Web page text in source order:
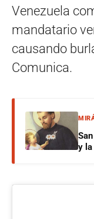
Venezuela
mandatario
causando
Comunica.
y la